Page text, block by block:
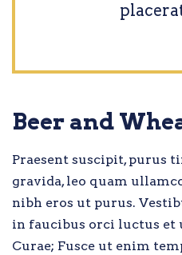
Beer and
Praesent suscipit, purus
gravida, leo quam
nibh eros ut purus.
in faucibus orci luctus et
Curae; Fusce ut enim